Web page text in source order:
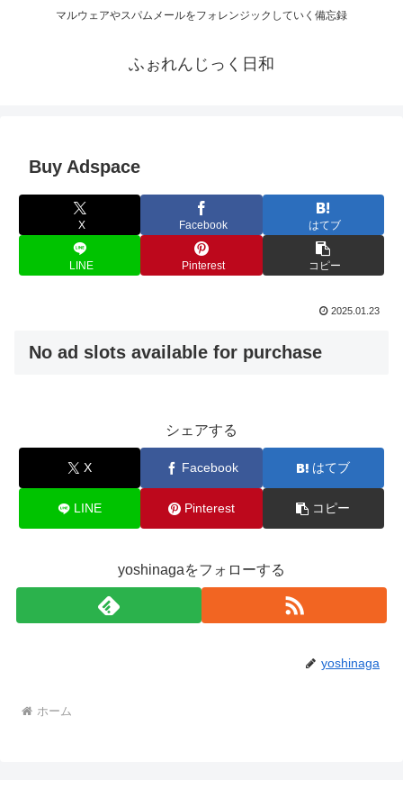
マルウェアやスパムメールをフォレンジックしていく備忘録
ふぉれんじっく日和
Buy Adspace
X Facebook はてブ
LINE Pinterest コピー
2025.01.23
No ad slots available for purchase
シェアする
X Facebook はてブ
LINE Pinterest コピー
yoshinagaをフォローする
yoshinaga
ホーム